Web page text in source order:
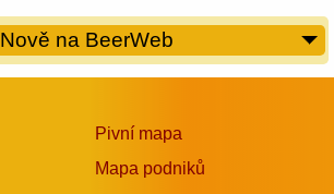
Nově na BeerWeb
Pivní mapa
Mapa podniků